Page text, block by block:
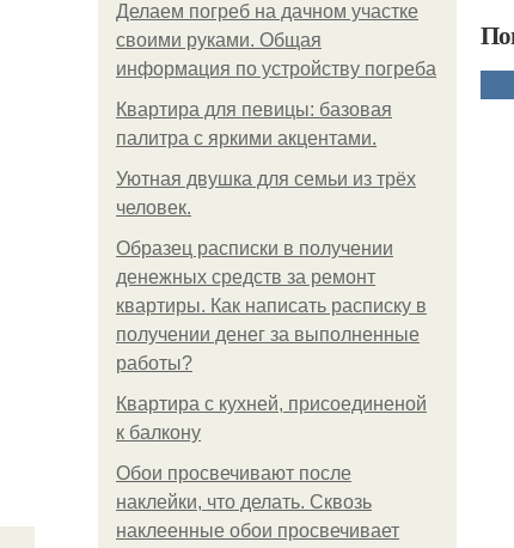
Делаем погреб на дачном участке
своими руками. Общая
информация по устройству погреба
Квартира для певицы: базовая
палитра с яркими акцентами.
Уютная двушка для семьи из трёх
человек.
Образец расписки в получении
денежных средств за ремонт
квартиры. Как написать расписку в
получении денег за выполненные
работы?
Квартира с кухней, присоединеной
к балкону
Обои просвечивают после
наклейки, что делать. Сквозь
наклеенные обои просвечивает